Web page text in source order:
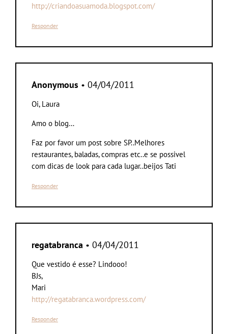
http://criandoasuamoda.blogspot.com/
Responder
Anonymous • 04/04/2011
Oi, Laura
Amo o blog…
Faz por favor um post sobre SP..Melhores
restaurantes, baladas, compras etc..e se possivel
com dicas de look para cada lugar..beijos Tati
Responder
regatabranca • 04/04/2011
Que vestido é esse? Lindooo!
BJs,
Mari
http://regatabranca.wordpress.com/
Responder